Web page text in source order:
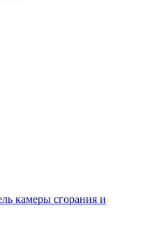
камеры сгорания и